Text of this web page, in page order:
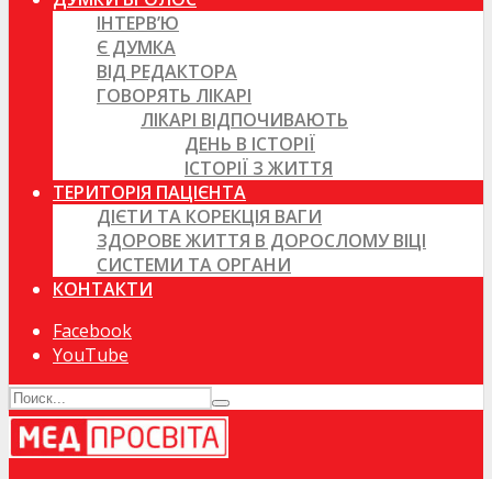
ІНТЕРВ’Ю
Є ДУМКА
ВІД РЕДАКТОРА
ГОВОРЯТЬ ЛІКАРІ
ЛІКАРІ ВІДПОЧИВАЮТЬ
ДЕНЬ В ІСТОРІЇ
ІСТОРІЇ З ЖИТТЯ
ТЕРИТОРІЯ ПАЦІЄНТА
ДІЄТИ ТА КОРЕКЦІЯ ВАГИ
ЗДОРОВЕ ЖИТТЯ В ДОРОСЛОМУ ВІЦІ
СИСТЕМИ ТА ОРГАНИ
КОНТАКТИ
Facebook
YouTube